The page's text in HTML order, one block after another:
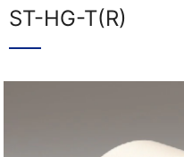
ST-HG-T(R)